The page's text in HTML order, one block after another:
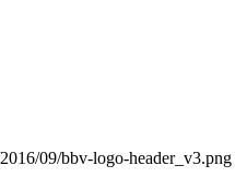
09/bbv-logo-header_v3.png